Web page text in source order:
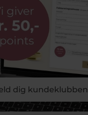
dig kundeklubben